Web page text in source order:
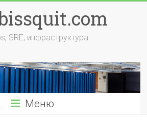
SRE, инфраструктура
Меню